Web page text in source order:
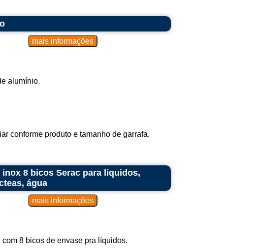
alumínio.
conforme produto e tamanho de garrafa.
8 bicos Serac para líquidos,
água
8 bicos de envase pra líquidos.